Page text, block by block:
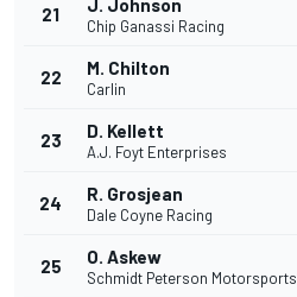
21 J. Johnson
Chip Ganassi Racing
22 M. Chilton
Carlin
23 D. Kellett
A.J. Foyt Enterprises
24 R. Grosjean
Dale Coyne Racing
25 O. Askew
Schmidt Peterson Motorsports